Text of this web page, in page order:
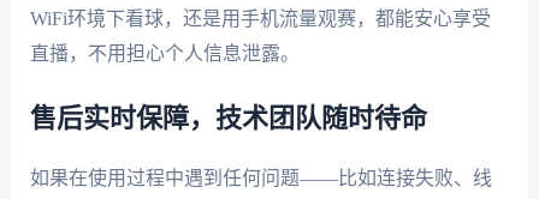
WiFi环境下看球，还是用手机流量观赛，都能安心享受
直播，不用担心个人信息泄露。
售后实时保障，技术团队随时待命
如果在使用过程中遇到任何问题——比如连接失败、线